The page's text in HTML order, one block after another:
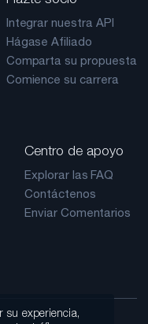
Integrar nuestra API
Hágase Afiliado
Comparta su propuesta
Comience su carrera
Centro de apoyo
Explorar las FAQ
Contáctenos
Enviar Comentarios
su experiencia,